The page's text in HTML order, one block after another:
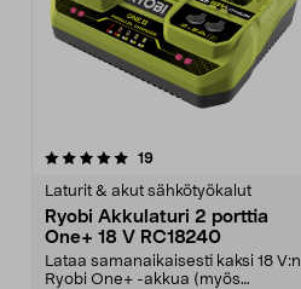
19arvostelut
Laturit & akut sähkötyökalut
Ryobi Akkulaturi 2 porttia
One+ 18 V RC18240
Lataa samanaikaisesti kaksi 18 V:n
Ryobi One+ -akkua (myös
4.5viidestä